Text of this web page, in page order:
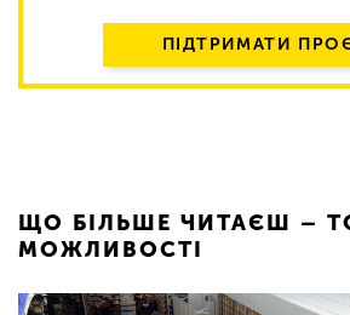
ПІДТРИМАТИ
ЩО БІЛЬШЕ ЧИТАЄШ –
МОЖЛИВОСТІ